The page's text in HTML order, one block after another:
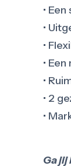
•
•
•
•
•
• 2
•
Ga jij